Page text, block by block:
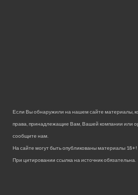
Если Вы обнаружили на нашем сайте материалы,
права, принадлежащие Вам, Вашей компании или
сообщите нам.
На сайте могут быть опубликованы материалы 18+!
При цитировании ссылка на источник обязательна.